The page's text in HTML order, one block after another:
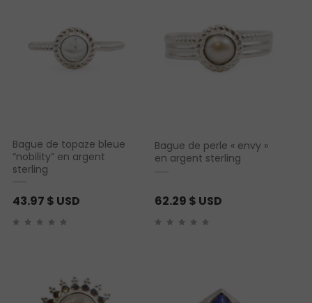
Bague de topaze bleue
“nobility” en argent
sterling
43.97 $ USD
Bague de perle « envy »
en argent sterling
62.29 $ USD